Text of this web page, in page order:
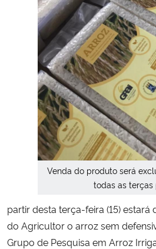
Secretaria-Geral
Secretaria de Governo
Gabinete de Segurança Institucional
Advocacia-Geral da União
Banco Central do Brasil
Venda do produto será
todas as terças
partir desta terça-feira (15) estará
do Agricultor o arroz sem
Grupo de Pesquisa em Arroz